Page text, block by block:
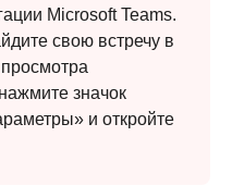
Microsoft Teams.
свою встречу в
значок
и откройте